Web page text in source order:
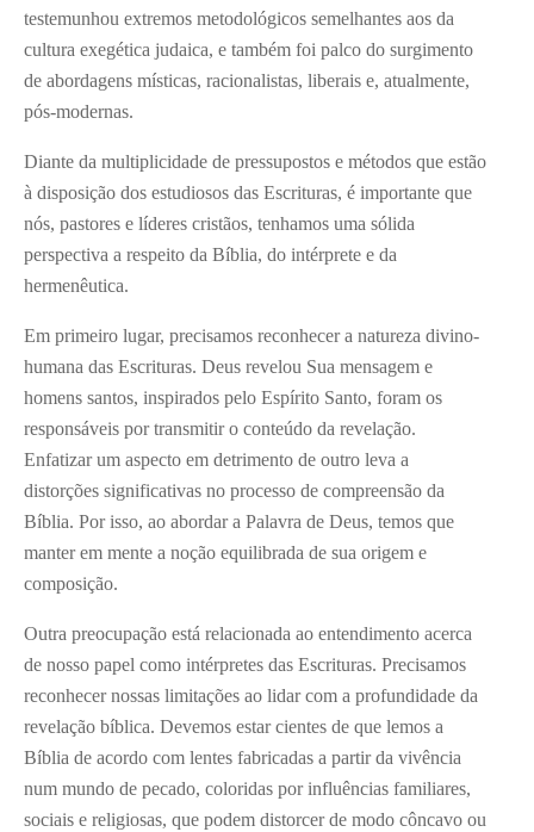
testemunhou extremos metodológicos semelhantes aos da
cultura exegética judaica, e também foi palco do surgimento
de abordagens místicas, racionalistas, liberais e, atualmente,
pós-modernas.
Diante da multiplicidade de pressupostos e métodos que estão
à disposição dos estudiosos das Escrituras, é importante que
nós, pastores e líderes cristãos, tenhamos uma sólida
perspectiva a respeito da Bíblia, do intérprete e da
hermenêutica.
Em primeiro lugar, precisamos reconhecer a natureza divino-
humana das Escrituras. Deus revelou Sua mensagem e
homens santos, inspirados pelo Espírito Santo, foram os
responsáveis por transmitir o conteúdo da revelação.
Enfatizar um aspecto em detrimento de outro leva a
distorções significativas no processo de compreensão da
Bíblia. Por isso, ao abordar a Palavra de Deus, temos que
manter em mente a noção equilibrada de sua origem e
composição.
Outra preocupação está relacionada ao entendimento acerca
de nosso papel como intérpretes das Escrituras. Precisamos
reconhecer nossas limitações ao lidar com a profundidade da
revelação bíblica. Devemos estar cientes de que lemos a
Bíblia de acordo com lentes fabricadas a partir da vivência
num mundo de pecado, coloridas por influências familiares,
sociais e religiosas, que podem distorcer de modo côncavo ou